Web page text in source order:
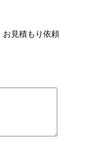
お見積もり依頼